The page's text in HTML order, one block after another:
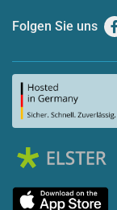
Folgen Sie uns